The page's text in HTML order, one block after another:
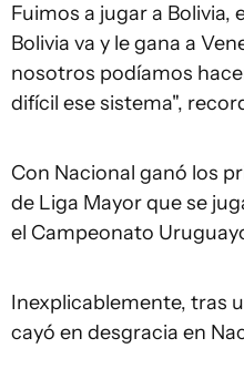
Fuimos a jugar a Bolivia,
Bolivia va y le gana a
nosotros podíamos
difícil ese sistema",
Con Nacional ganó los
de Liga Mayor que se
el Campeonato
Inexplicablemente, tras
cayó en desgracia en